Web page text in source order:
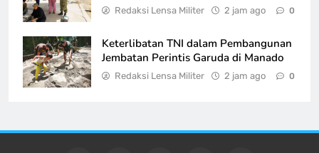
Redaksi Lensa Militer 2 jam ago 0
Keterlibatan TNI dalam Pembangunan
Jembatan Perintis Garuda di Manado
Redaksi Lensa Militer 2 jam ago 0